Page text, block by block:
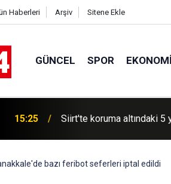
Haberleri Arşiv Sitene Ekle
GÜNCEL SPOR EKONOMI
15:24
şekilde kapatılıyor
bazı feribot seferleri iptal edildi